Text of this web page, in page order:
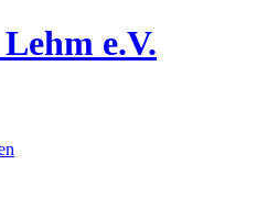
e.V.